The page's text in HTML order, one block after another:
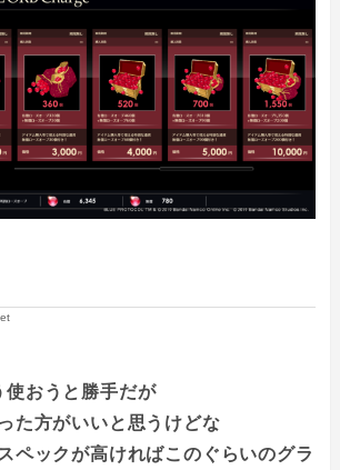
使おうと勝手だが
た方がいいと思うけどな
ペックが高ければこのぐらいのグラ